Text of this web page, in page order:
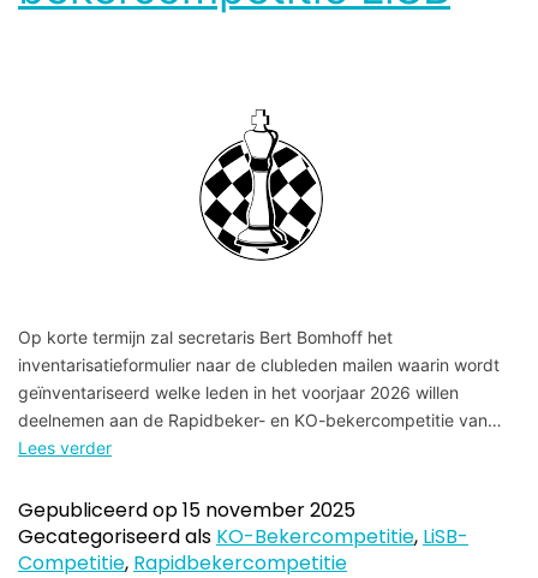
Op korte termijn zal secretaris Bert Bomhoff het
inventarisatieformulier naar de clubleden mailen waarin wordt
geïnventariseerd welke leden in het voorjaar 2026 willen
deelnemen aan de Rapidbeker- en KO-bekercompetitie van…
Lees verder
Gepubliceerd op15 november 2025
Gecategoriseerd als KO-Bekercompetitie, LiSB-
Competitie, Rapidbekercompetitie